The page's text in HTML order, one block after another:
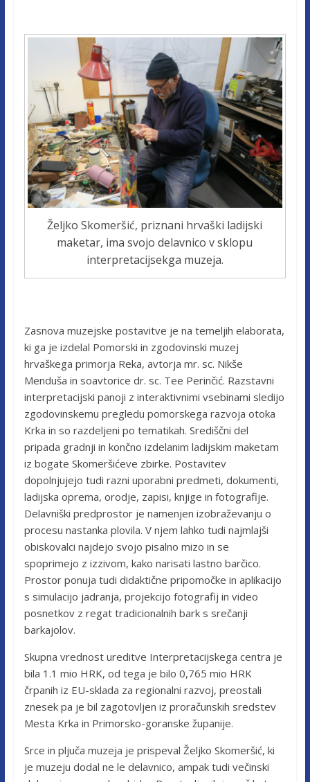
Željko Skomeršić, priznani hrvaški ladijski
maketar, ima svojo delavnico v sklopu
interpretacijsekga muzeja.
Zasnova muzejske postavitve je na temeljih elaborata,
ki ga je izdelal Pomorski in zgodovinski muzej
hrvaškega primorja Reka, avtorja mr. sc. Nikše
Menduša in soavtorice dr. sc. Tee Perinčić. Razstavni
interpretacijski panoji z interaktivnimi vsebinami sledijo
zgodovinskemu pregledu pomorskega razvoja otoka
Krka in so razdeljeni po tematikah. Središčni del
pripada gradnji in končno izdelanim ladijskim maketam
iz bogate Skomeršićeve zbirke. Postavitev
dopolnjujejo tudi razni uporabni predmeti, dokumenti,
ladijska oprema, orodje, zapisi, knjige in fotografije.
Delavniški predprostor je namenjen izobraževanju o
procesu nastanka plovila. V njem lahko tudi najmlajši
obiskovalci najdejo svojo pisalno mizo in se
spoprimejo z izzivom, kako narisati lastno barčico.
Prostor ponuja tudi didaktične pripomočke in aplikacijo
s simulacijo jadranja, projekcijo fotografij in video
posnetkov z regat tradicionalnih bark s srečanji
barkajolov.
Skupna vrednost ureditve Interpretacijskega centra je
bila 1.1 mio HRK, od tega je bilo 0,765 mio HRK
črpanih iz EU-sklada za regionalni razvoj, preostali
znesek pa je bil zagotovljen iz proračunskih sredstev
Mesta Krka in Primorsko-goranske županije.
Srce in pljuča muzeja je prispeval Željko Skomeršić, ki
je muzeju dodal ne le delavnico, ampak tudi večinski